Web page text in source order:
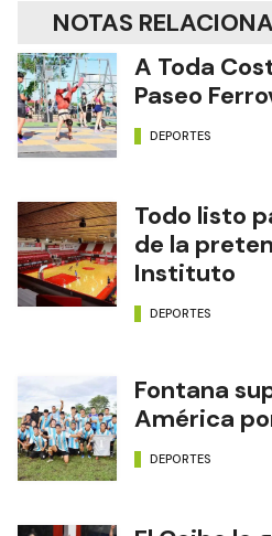
NOTAS
A Toda
Paseo
DEPORTES
Todo listo
de la
Instituto
DEPORTES
Fontana
América
DEPORTES